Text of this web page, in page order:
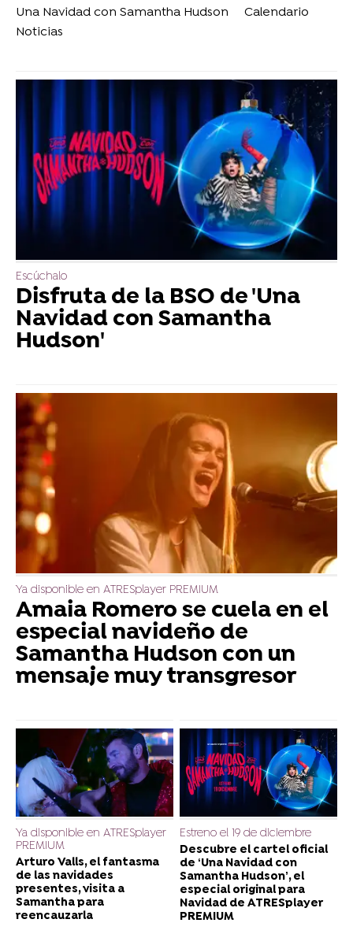
Una Navidad con Samantha Hudson
Calendario
Noticias
Escúchalo
Disfruta de la BSO de 'Una
Navidad con Samantha
Hudson'
Ya disponible en ATRESplayer PREMIUM
Amaia Romero se cuela en el
especial navideño de
Samantha Hudson con un
mensaje muy transgresor
Ya disponible en ATRESplayer
PREMIUM
Arturo Valls, el fantasma
de las navidades
presentes, visita a
Samantha para
reencauzarla
Estreno el 19 de diciembre
Descubre el cartel oficial
de ‘Una Navidad con
Samantha Hudson’, el
especial original para
Navidad de ATRESplayer
PREMIUM